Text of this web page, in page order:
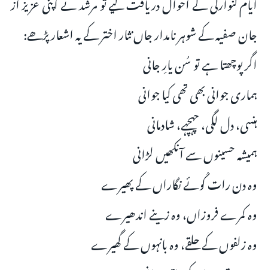
جان صفیہ کے شوہر نامدار جاں نثار اختر کے یہ اشعار پڑھے:
اگر پوچھتا ہے تو سُن یارِ جانی
ہماری جوانی بھی تھی کیا جوانی
ہنسی، دل لگی، چہچہے، شادمانی
ہمیشہ حسینوں سے آنکھیں لڑانی
وہ دن رات کُوئے نگاراں کے پھیرے
وہ کمرے فروزاں، وہ زینے اندھیرے
وہ زلفوں کے حلقے، وہ بانہوں کے گھیرے